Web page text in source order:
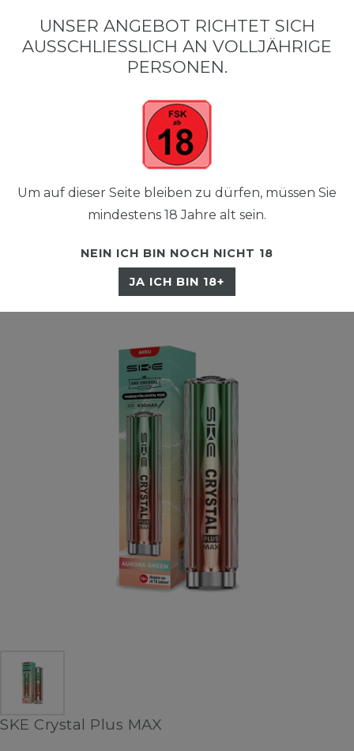
SKE Crystal Plus MAX
UNSER ANGEBOT RICHTET SICH
AUSSCHLIESSLICH AN VOLLJÄHRIGE P
ERSONEN.
Um auf dieser Seite bleiben zu dürfen, müssen Sie
mindestens 18 Jahre alt sein.
NEIN ICH BIN NOCH NICHT 18
JA ICH BIN 18+